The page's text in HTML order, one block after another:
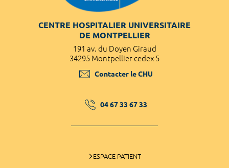
CENTRE HOSPITALIER UNIVERSITAIRE
DE MONTPELLIER
191 av. du Doyen Giraud
34295 Montpellier cedex 5
Contacter le CHU
04 67 33 67 33
ESPACE PATIENT